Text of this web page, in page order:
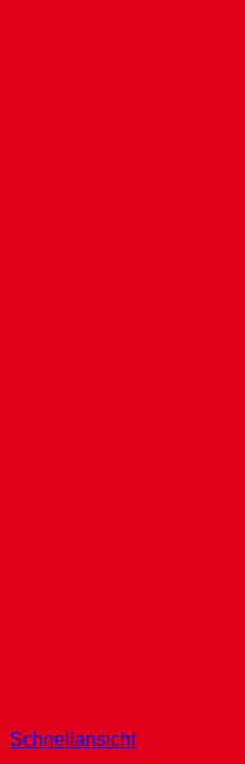
Schnellansicht